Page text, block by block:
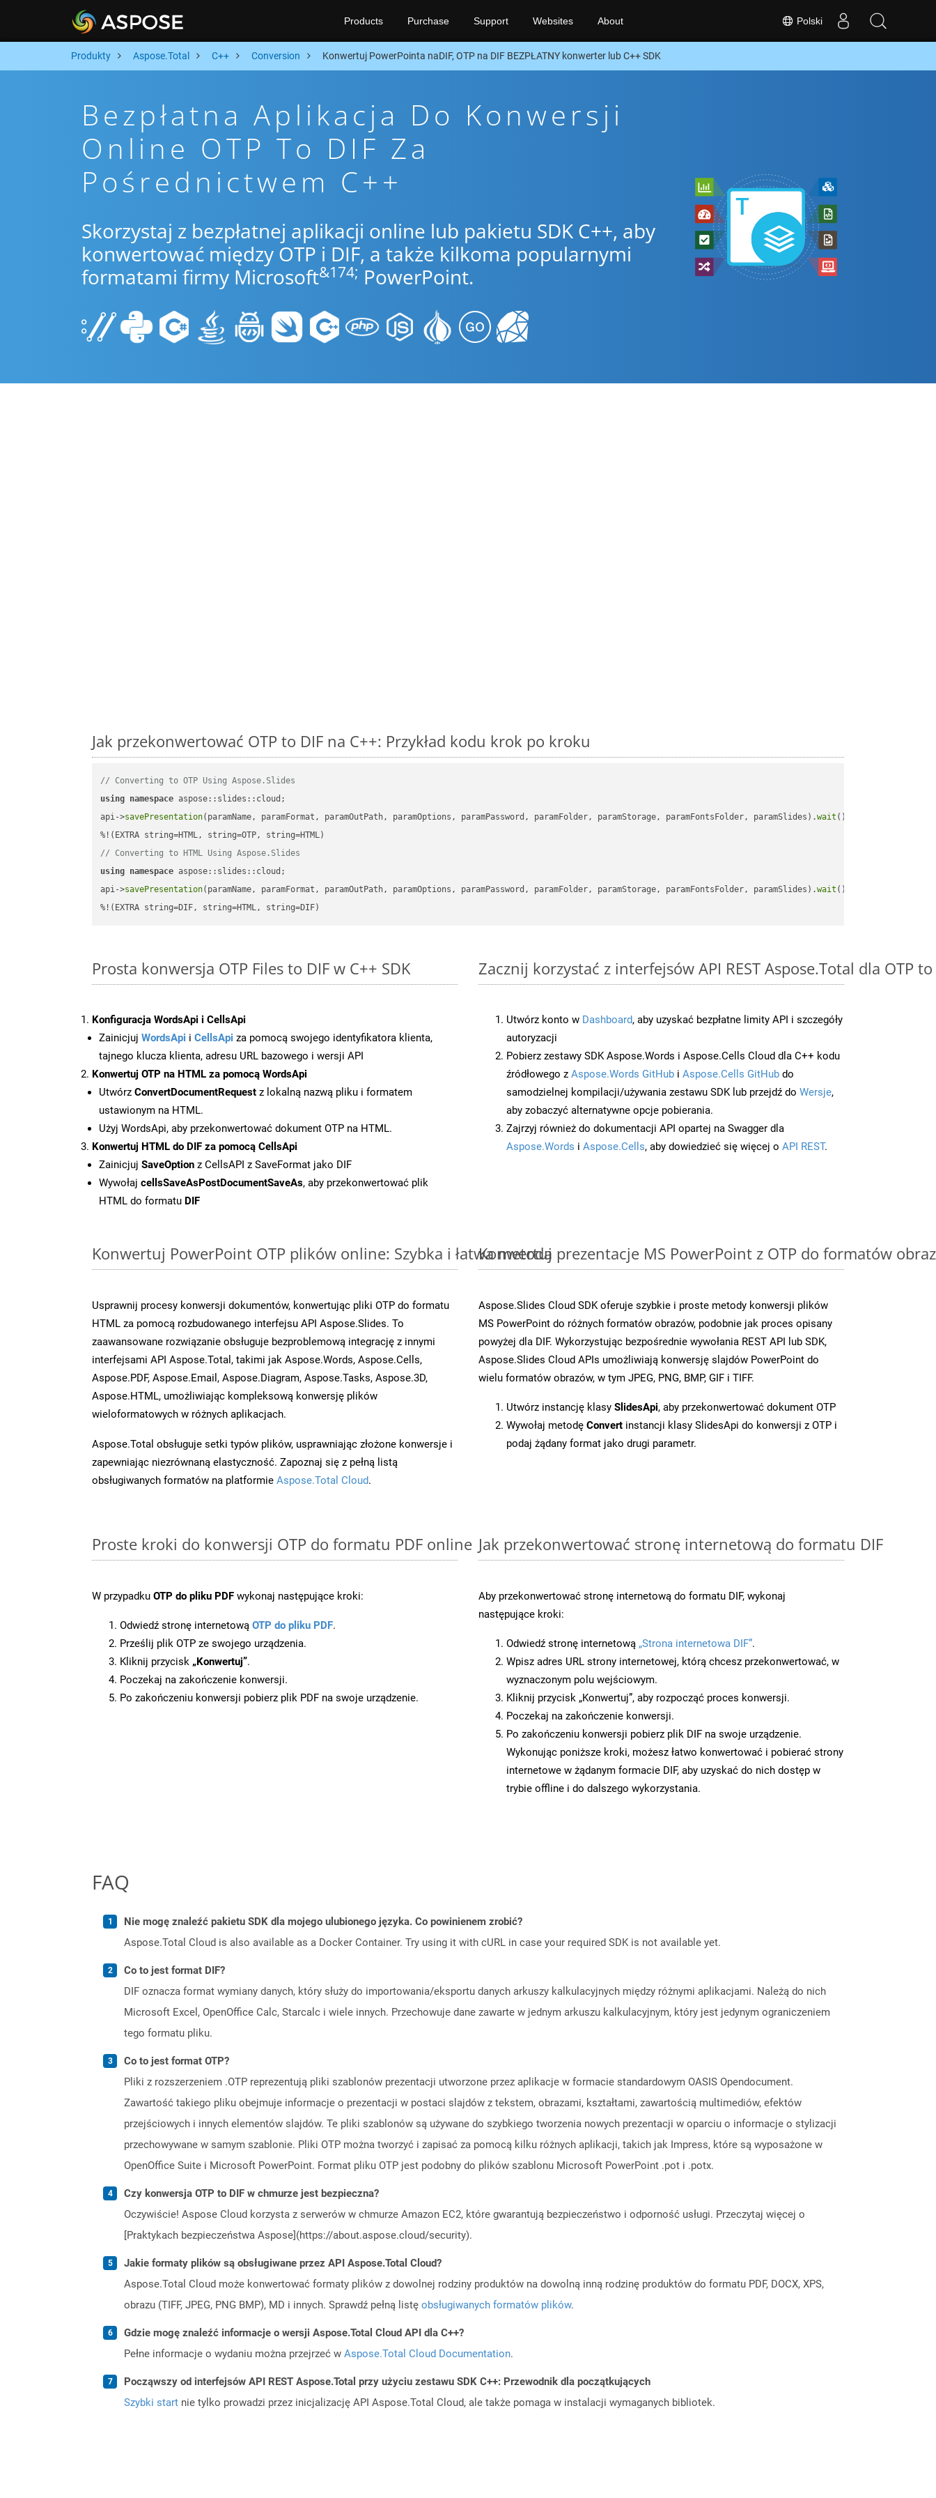
Polski
Products Purchase Support Websites About
Produkty Aspose.Total C++ Conversion Konwertuj PowerPointa naDIF, OTP na DIF BEZPŁATNY konwerter lub C++ SDK
Bezpłatna Aplikacja Do Konwersji
Online OTP To DIF Za
Pośrednictwem C++
Skorzystaj z bezpłatnej aplikacji online lub pakietu SDK C++, aby
konwertować między OTP i DIF, a także kilkoma popularnymi
formatami firmy Microsoft&174; PowerPoint.
Jak przekonwertować OTP to DIF na C++: Przykład kodu krok po kroku
// Converting to OTP Using Aspose.Slides
using namespace aspose::slides::cloud;
api->savePresentation(paramName, paramFormat, paramOutPath, paramOptions, paramPassword, paramFolder, paramStorage, paramFontsFolder, paramSlides).wait ();
// Converting to HTML Using Aspose.Slides
using namespace aspose::slides::cloud;
api->savePresentation(paramName, paramFormat, paramOutPath, paramOptions, paramPassword, paramFolder, paramStorage, paramFontsFolder, paramSlides).wait ();
%!(EXTRA string=DIF, string=HTML, string=DIF)
Prosta konwersja OTP Files to DIF w C++ SDK
Konfiguracja WordsApi i CellsApi
Zainicjuj WordsApi i CellsApi za pomocą swojego identyfikatora klienta,
tajnego klucza klienta, adresu URL bazowego i wersji API
Konwertuj OTP na HTML za pomocą WordsApi
Utwórz ConvertDocumentRequest z lokalną nazwą pliku i formatem
ustawionym na HTML.
Użyj WordsApi, aby przekonwertować dokument OTP na HTML.
Konwertuj HTML do DIF za pomocą CellsApi
Zainicjuj SaveOption z CellsAPI z SaveFormat jako DIF
Wywołaj cellsSaveAsPostDocumentSaveAs, aby przekonwertować plik
HTML do formatu DIF
Zacznij korzystać z interfejsów API REST Aspose.Total dla OTP to
Utwórz konto w Dashboard, aby uzyskać bezpłatne limity API i szczegóły
autoryzacji
Pobierz zestawy SDK Aspose.Words i Aspose.Cells Cloud dla C++ kodu
źródłowego z Aspose.Words GitHub i Aspose.Cells GitHub do
samodzielnej kompilacji/używania zestawu SDK lub przejdź do Wersje,
aby zobaczyć alternatywne opcje pobierania.
Zajrzyj również do dokumentacji API opartej na Swagger dla
Aspose.Words i Aspose.Cells, aby dowiedzieć się więcej o API REST.
Konwertuj PowerPoint OTP plików online: Szybka i łatwa metoda
Usprawnij procesy konwersji dokumentów, konwertując pliki OTP do formatu
HTML za pomocą rozbudowanego interfejsu API Aspose.Slides. To
zaawansowane rozwiązanie obsługuje bezproblemową integrację z innymi
interfejsami API Aspose.Total, takimi jak Aspose.Words, Aspose.Cells,
Aspose.PDF, Aspose.Email, Aspose.Diagram, Aspose.Tasks, Aspose.3D,
Aspose.HTML, umożliwiając kompleksową konwersję plików
wieloformatowych w różnych aplikacjach.
Aspose.Total obsługuje setki typów plików, usprawniając złożone konwersje i
zapewniając niezrównaną elastyczność. Zapoznaj się z pełną listą
obsługiwanych formatów na platformie Aspose.Total Cloud.
Konwertuj prezentacje MS PowerPoint z OTP do formatów
Aspose.Slides Cloud SDK oferuje szybkie i proste metody konwersji plików
MS PowerPoint do różnych formatów obrazów, podobnie jak proces opisany
powyżej dla DIF. Wykorzystując bezpośrednie wywołania REST API lub SDK,
Aspose.Slides Cloud APIs umożliwiają konwersję slajdów PowerPoint do
wielu formatów obrazów, w tym JPEG, PNG, BMP, GIF i TIFF.
Utwórz instancję klasy SlidesApi, aby przekonwertować dokument OTP
Wywołaj metodę Convert instancji klasy SlidesApi do konwersji z OTP i
podaj żądany format jako drugi parametr.
Proste kroki do konwersji OTP do formatu PDF online
W przypadku OTP do pliku PDF wykonaj następujące kroki:
Odwiedź stronę internetową OTP do pliku PDF.
Prześlij plik OTP ze swojego urządzenia.
Kliknij przycisk „Konwertuj”.
Poczekaj na zakończenie konwersji.
Po zakończeniu konwersji pobierz plik PDF na swoje urządzenie.
Jak przekonwertować stronę internetową do formatu DIF
Aby przekonwertować stronę internetową do formatu DIF, wykonaj
następujące kroki:
Odwiedź stronę internetową „Strona internetowa DIF”.
Wpisz adres URL strony internetowej, którą chcesz przekonwertować, w
wyznaczonym polu wejściowym.
Kliknij przycisk „Konwertuj”, aby rozpocząć proces konwersji.
Poczekaj na zakończenie konwersji.
Po zakończeniu konwersji pobierz plik DIF na swoje urządzenie.
Wykonując poniższe kroki, możesz łatwo konwertować i pobierać strony
internetowe w żądanym formacie DIF, aby uzyskać do nich dostęp w
trybie offline i do dalszego wykorzystania.
FAQ
Nie mogę znaleźć pakietu SDK dla mojego ulubionego języka. Co powinienem zrobić?
Aspose.Total Cloud is also available as a Docker Container. Try using it with cURL in case your required SDK is not available yet.
Co to jest format DIF?
DIF oznacza format wymiany danych, który służy do importowania/eksportu danych arkuszy kalkulacyjnych między różnymi aplikacjami. Należą do nich
Microsoft Excel, OpenOffice Calc, Starcalc i wiele innych. Przechowuje dane zawarte w jednym arkuszu kalkulacyjnym, który jest jedynym ograniczeniem
tego formatu pliku.
Co to jest format OTP?
Pliki z rozszerzeniem .OTP reprezentują pliki szablonów prezentacji utworzone przez aplikacje w formacie standardowym OASIS Opendocument.
Zawartość takiego pliku obejmuje informacje o prezentacji w postaci slajdów z tekstem, obrazami, kształtami, zawartością multimediów, efektów
przejściowych i innych elementów slajdów. Te pliki szablonów są używane do szybkiego tworzenia nowych prezentacji w oparciu o informacje o stylizacji
przechowywane w samym szablonie. Pliki OTP można tworzyć i zapisać za pomocą kilku różnych aplikacji, takich jak Impress, które są wyposażone w
OpenOffice Suite i Microsoft PowerPoint. Format pliku OTP jest podobny do plików szablonu Microsoft PowerPoint .pot i .potx.
Czy konwersja OTP to DIF w chmurze jest bezpieczna?
Oczywiście! Aspose Cloud korzysta z serwerów w chmurze Amazon EC2, które gwarantują bezpieczeństwo i odporność usługi. Przeczytaj więcej o
[Praktykach bezpieczeństwa Aspose](https://about.aspose.cloud/security).
Jakie formaty plików są obsługiwane przez API Aspose.Total Cloud?
Aspose.Total Cloud może konwertować formaty plików z dowolnej rodziny produktów na dowolną inną rodzinę produktów do formatu PDF, DOCX, XPS,
obrazu (TIFF, JPEG, PNG BMP), MD i innych. Sprawdź pełną listę obsługiwanych formatów plików.
Gdzie mogę znaleźć informacje o wersji Aspose.Total Cloud API dla C++?
Pełne informacje o wydaniu można przejrzeć w Aspose.Total Cloud Documentation.
Począwszy od interfejsów API REST Aspose.Total przy użyciu zestawu SDK C++: Przewodnik dla początkujących
Szybki start nie tylko prowadzi przez inicjalizację API Aspose.Total Cloud, ale także pomaga w instalacji wymaganych bibliotek.